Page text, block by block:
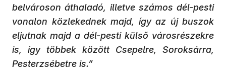
belvároson áthaladó, illetve számos dél-pesti
vonalon közlekednek majd, így az új buszok
eljutnak majd a dél-pesti külső városrészekre
is, így többek között Csepelre, Soroksárra,
Pesterzsébetre is.”